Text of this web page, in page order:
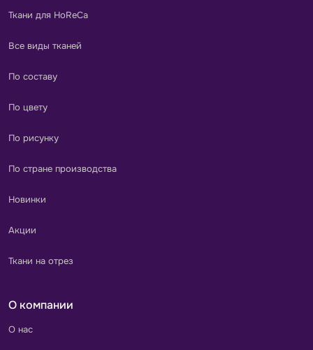
Ткани для HoReCa
Все виды тканей
По составу
По цвету
По рисунку
По стране производства
Новинки
Акции
Ткани на отрез
О компании
О нас